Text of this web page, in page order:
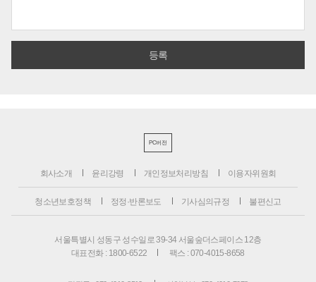
PC버전
회사소개 윤리강령 개인정보처리방침 이용자위원회
청소년보호정책 정정·반론보도 기사심의규정 불편신고
서울특별시 성동구 성수일로 39-34 서울숲더스페이스 12층
대표전화 : 1800-6522
팩스 : 070-4015-8658